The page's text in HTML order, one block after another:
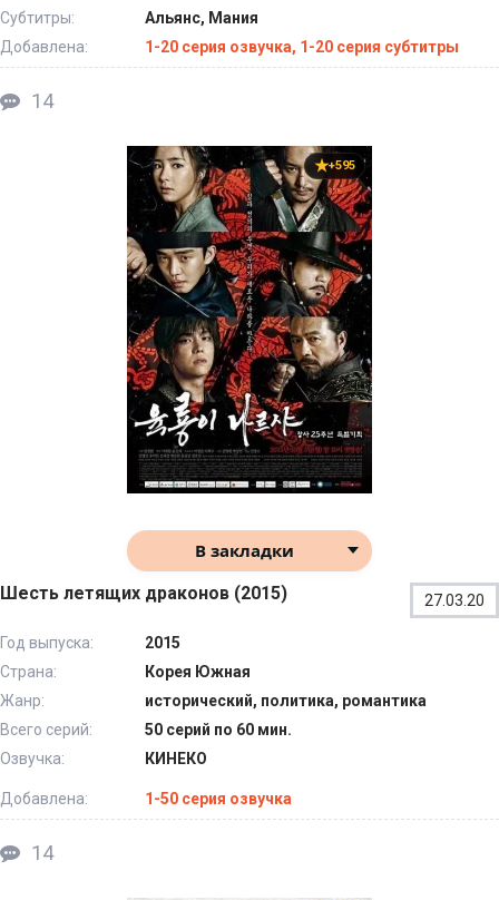
Субтитры:
Альянс, Мания
Добавлена:
1-20 серия озвучка, 1-20 серия субтитры
14
+595
В закладки
Шесть летящих драконов (2015) 27.03.20
Год выпуска:
2015
Страна:
Корея Южная
Жанр:
исторический, политика, романтика
Всего серий:
50 серий по 60 мин.
Озвучка:
КИНЕКО
Добавлена: 1-50 серия озвучка
14